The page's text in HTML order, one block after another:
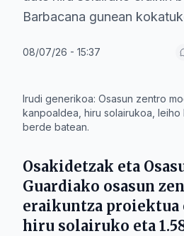
Barbacana gunean
08/07/26 - 15:37
Irudi generikoa: Osasun zentro
kanpoaldea, hiru solairukoa,
berde batean.
Osakidetzak eta
Guardiako osasun
eraikuntza proiektua
hiru solairuko eta